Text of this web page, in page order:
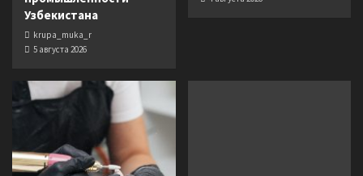
Узбекистана
krupa_muka_r
5 августа 2026